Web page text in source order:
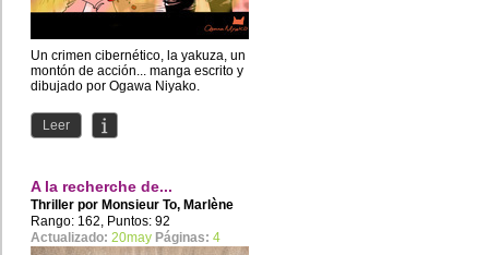
Un crimen cibernético, la yakuza, un
montón de acción... manga escrito y
dibujado por Ogawa Niyako.
Leer
A la recherche de...
Thriller por Monsieur To, Marlène
Rango: 162, Puntos: 92
Actualizado: 20may Páginas: 4